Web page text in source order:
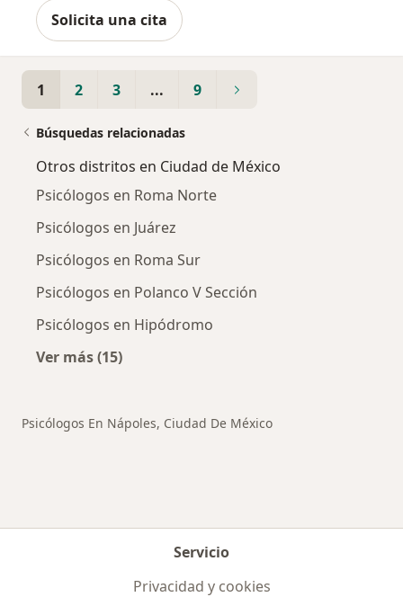
Solicita una cita
1 2 3 ... 9
Búsquedas relacionadas
Otros distritos en Ciudad de México
Psicólogos en Roma Norte
Psicólogos en Juárez
Psicólogos en Roma Sur
Psicólogos en Polanco V Sección
Psicólogos en Hipódromo
Ver más (15)
Psicólogos En Nápoles, Ciudad De México
Servicio
Privacidad y cookies